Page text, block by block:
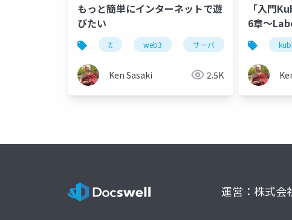
もっと簡単にインターネットで遊
びたい
lt web3 サーバ ethereum
Ken Sasaki 2.5K
「入門
6章〜
運営：株式会